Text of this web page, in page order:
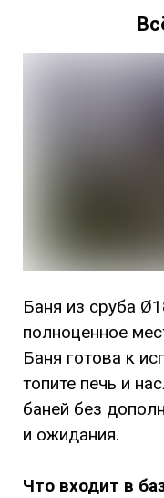
Баня из сруба
полноценное
Баня готова к
топите печь и
баней без
и ожидания.
Что входит в